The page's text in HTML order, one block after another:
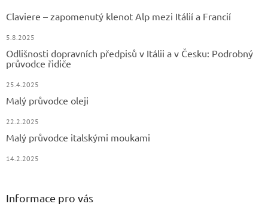
Claviere – zapomenutý klenot Alp mezi Itálií a Francií
5.8.2025
Odlišnosti dopravních předpisů v Itálii a v Česku: Podrobný
průvodce řidiče
25.4.2025
Malý průvodce oleji
22.2.2025
Malý průvodce italskými moukami
14.2.2025
Informace pro vás